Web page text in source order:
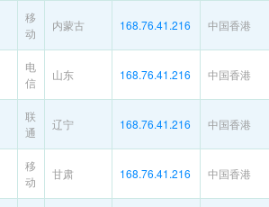
移
动
内蒙古 168.76.41.216 中国香港
电
信
山东 168.76.41.216 中国香港
联
通
辽宁 168.76.41.216 中国香港
移
动
甘肃 168.76.41.216 中国香港